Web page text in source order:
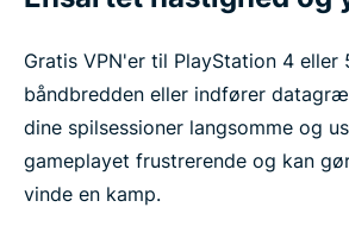
Gratis VPN'er til PlayStation 4
båndbredden eller indfører
dine spilsessioner langsomme og
gameplayet frustrerende og kan
vinde en kamp.